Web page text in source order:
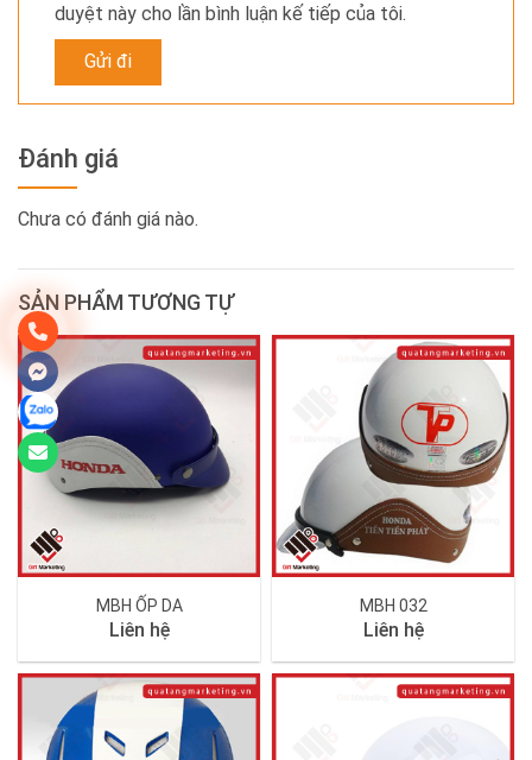
duyệt này cho lần bình luận kế tiếp của tôi.
Đánh giá
Chưa có đánh giá nào.
SẢN PHẨM TƯƠNG TỰ
MBH ỐP DA
Liên hệ
MBH 032
Liên hệ